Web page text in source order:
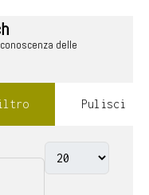
delle
Pulisci